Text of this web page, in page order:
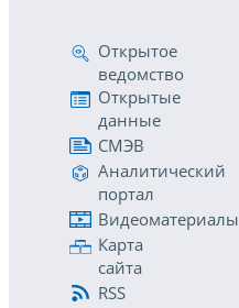
Открытое
ведомство
Открытые
данные
СМЭВ
Аналитический
портал
Видеоматериалы
Карта
сайта
RSS